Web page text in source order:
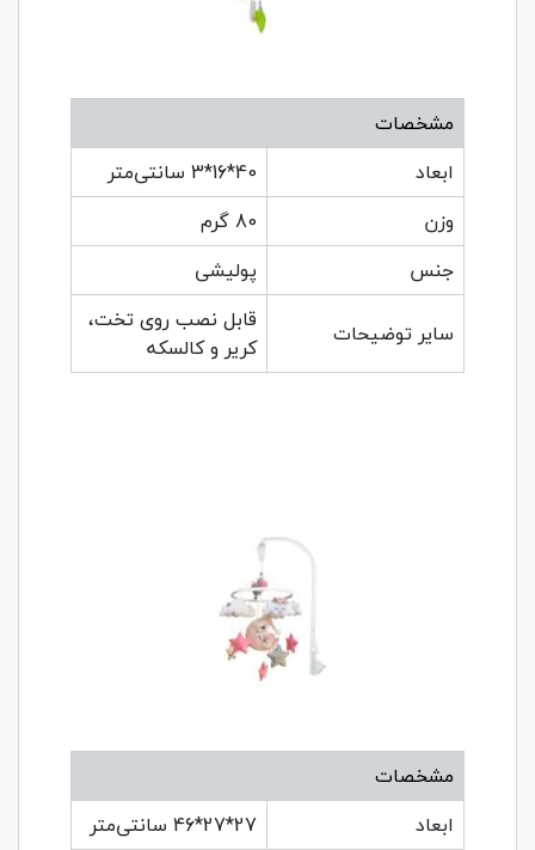
مشخصات
ابعاد
40*16*3 سانتی‌متر
وزن
80 گرم
جنس
پولیشی
سایر توضیحات
قابل نصب روی تخت،
کریر و کالسکه
مشخصات
ابعاد
27*27*46 سانتی‌متر